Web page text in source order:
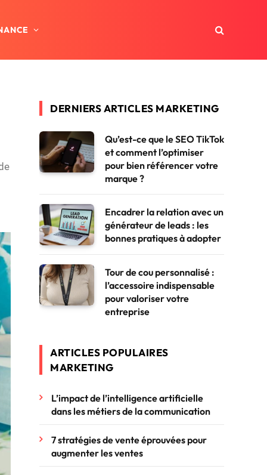
DERNIERS ARTICLES MARKETING
Qu’est-ce que le SEO TikTok
et comment l’optimiser
pour bien référencer votre
marque ?
Encadrer la relation avec un
générateur de leads : les
bonnes pratiques à adopter
Tour de cou personnalisé :
l’accessoire indispensable
pour valoriser votre
entreprise
ARTICLES POPULAIRES
MARKETING
L’impact de l’intelligence artificielle
dans les métiers de la communication
7 stratégies de vente éprouvées pour
augmenter les ventes